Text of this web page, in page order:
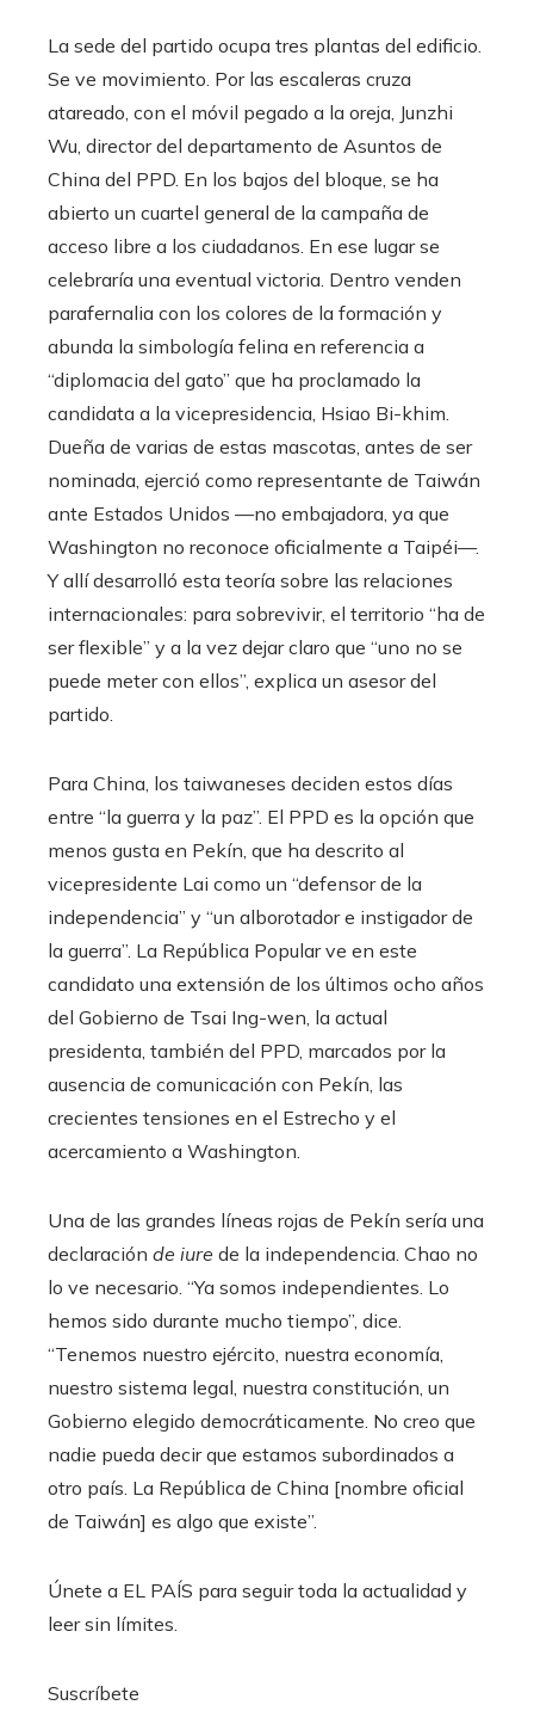
La sede del partido ocupa tres plantas del edificio.
Se ve movimiento. Por las escaleras cruza
atareado, con el móvil pegado a la oreja, Junzhi
Wu, director del departamento de Asuntos de
China del PPD. En los bajos del bloque, se ha
abierto un cuartel general de la campaña de
acceso libre a los ciudadanos. En ese lugar se
celebraría una eventual victoria. Dentro venden
parafernalia con los colores de la formación y
abunda la simbología felina en referencia a
“diplomacia del gato” que ha proclamado la
candidata a la vicepresidencia, Hsiao Bi-khim.
Dueña de varias de estas mascotas, antes de ser
nominada, ejerció como representante de Taiwán
ante Estados Unidos —no embajadora, ya que
Washington no reconoce oficialmente a Taipéi—.
Y allí desarrolló esta teoría sobre las relaciones
internacionales: para sobrevivir, el territorio “ha de
ser flexible” y a la vez dejar claro que “uno no se
puede meter con ellos”, explica un asesor del
partido.
Para China, los taiwaneses deciden estos días
entre “la guerra y la paz”. El PPD es la opción que
menos gusta en Pekín, que ha descrito al
vicepresidente Lai como un “defensor de la
independencia” y “un alborotador e instigador de
la guerra”. La República Popular ve en este
candidato una extensión de los últimos ocho años
del Gobierno de Tsai Ing-wen, la actual
presidenta, también del PPD, marcados por la
ausencia de comunicación con Pekín, las
crecientes tensiones en el Estrecho y el
acercamiento a Washington.
Una de las grandes líneas rojas de Pekín sería una
declaración de iure de la independencia. Chao no
lo ve necesario. “Ya somos independientes. Lo
hemos sido durante mucho tiempo”, dice.
“Tenemos nuestro ejército, nuestra economía,
nuestro sistema legal, nuestra constitución, un
Gobierno elegido democráticamente. No creo que
nadie pueda decir que estamos subordinados a
otro país. La República de China [nombre oficial
de Taiwán] es algo que existe”.
Únete a EL PAÍS para seguir toda la actualidad y
leer sin límites.
Suscríbete